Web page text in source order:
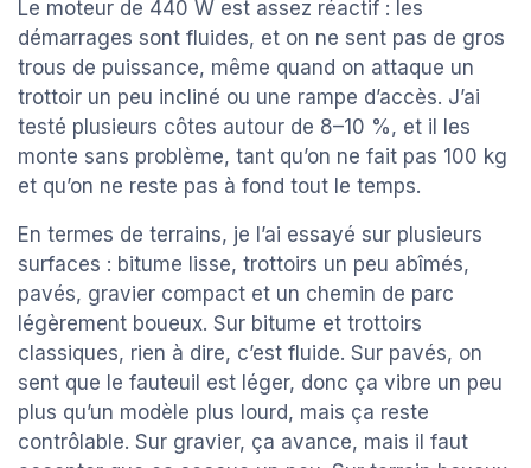
Le moteur de 440 W est assez réactif : les
démarrages sont fluides, et on ne sent pas de gros
trous de puissance, même quand on attaque un
trottoir un peu incliné ou une rampe d’accès. J’ai
testé plusieurs côtes autour de 8–10 %, et il les
monte sans problème, tant qu’on ne fait pas 100 kg
et qu’on ne reste pas à fond tout le temps.
En termes de terrains, je l’ai essayé sur plusieurs
surfaces : bitume lisse, trottoirs un peu abîmés,
pavés, gravier compact et un chemin de parc
légèrement boueux. Sur bitume et trottoirs
classiques, rien à dire, c’est fluide. Sur pavés, on
sent que le fauteuil est léger, donc ça vibre un peu
plus qu’un modèle plus lourd, mais ça reste
contrôlable. Sur gravier, ça avance, mais il faut